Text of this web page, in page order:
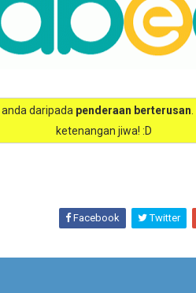
daripada penderaan berterusan
ketenangan jiwa! :D
Facebook Twitter